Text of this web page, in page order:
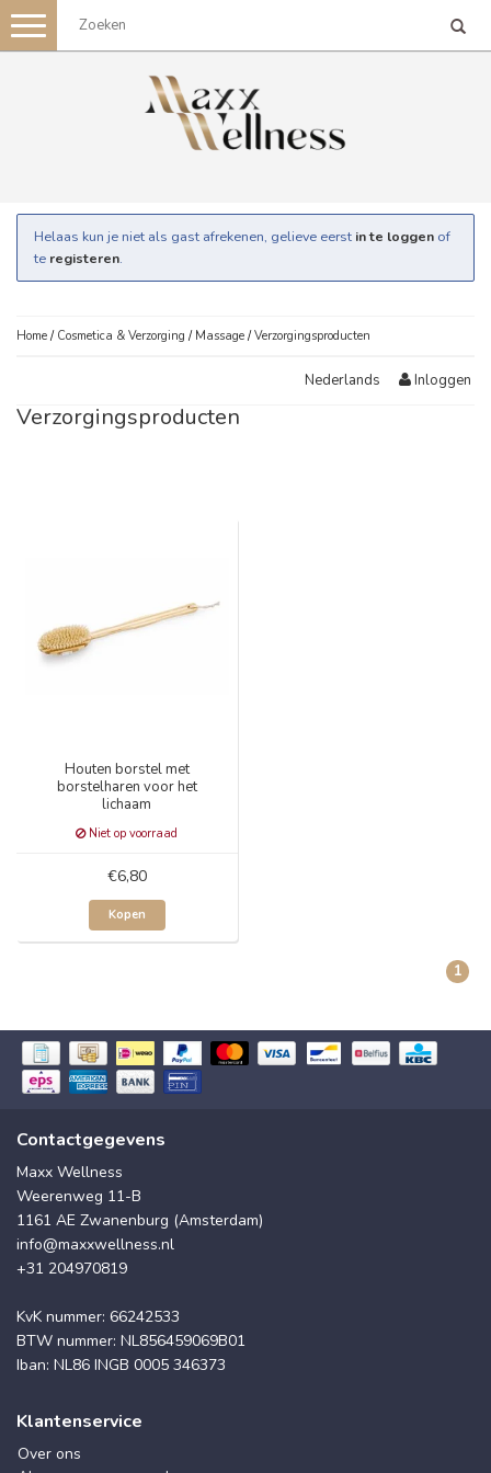
Toggle
navigation
Helaas kun je niet als gast afrekenen, gelieve eerst in te loggen of
te registeren.
Home / Cosmetica & Verzorging / Massage /Verzorgingsproducten
Nederlands Inloggen
Verzorgingsproducten
Houten borstel met
borstelharen voor het
lichaam
Niet op voorraad
€6,80
Kopen
1
Contactgegevens
Maxx Wellness
Weerenweg 11-B
1161 AE Zwanenburg (Amsterdam)
info@maxxwellness.nl
+31 204970819
KvK nummer: 66242533
BTW nummer: NL856459069B01
Iban: NL86 INGB 0005 346373
Klantenservice
Over ons